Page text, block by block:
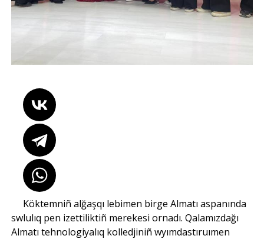
Köktemniñ alğaşqı lebimen birge Almatı aspanında
swlulıq pen izettiliktiñ merekesi ornadı. Qalamızdağı
Almatı tehnologiyalıq kolledjiniñ wyımdastıruımen